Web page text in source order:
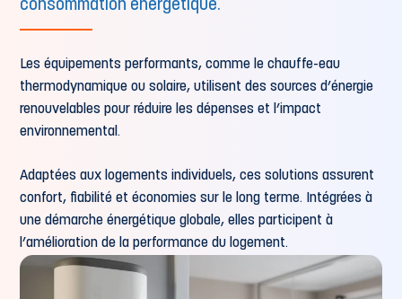
consommation énergétique.
Les équipements performants, comme le chauffe-eau
thermodynamique ou solaire, utilisent des sources d’énergie
renouvelables pour réduire les dépenses et l’impact
environnemental.
Adaptées aux logements individuels, ces solutions assurent
confort, fiabilité et économies sur le long terme. Intégrées à
une démarche énergétique globale, elles participent à
l’amélioration de la performance du logement.